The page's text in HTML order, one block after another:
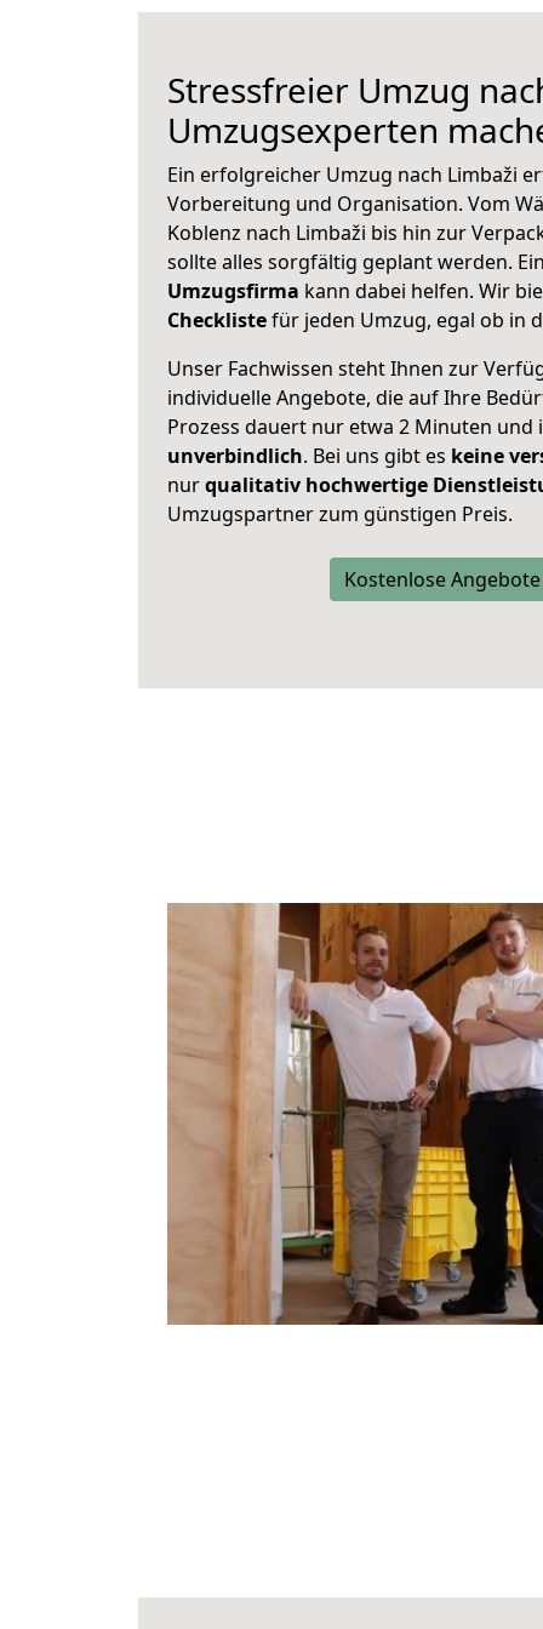
Stressfreier Umzug
Umzugsexperten
Ein erfolgreicher Umzug nach Limbaži
Vorbereitung und Organisation. Vom
Koblenz nach Limbaži bis hin zur
sollte alles sorgfältig geplant werden.
Umzugsfirma kann dabei helfen. Wir
Checklistefür jeden Umzug, egal ob in
Unser Fachwissen steht Ihnen zur
individuelle Angebote, die auf Ihre
Prozess dauert nur etwa 2 Minuten und
unverbindlich. Bei uns gibt es keine
nurqualitativ hochwertige
Umzugspartner zum günstigen Preis.
Kostenlose